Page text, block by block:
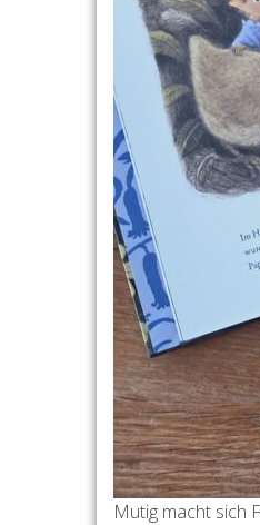
Mutig macht sich